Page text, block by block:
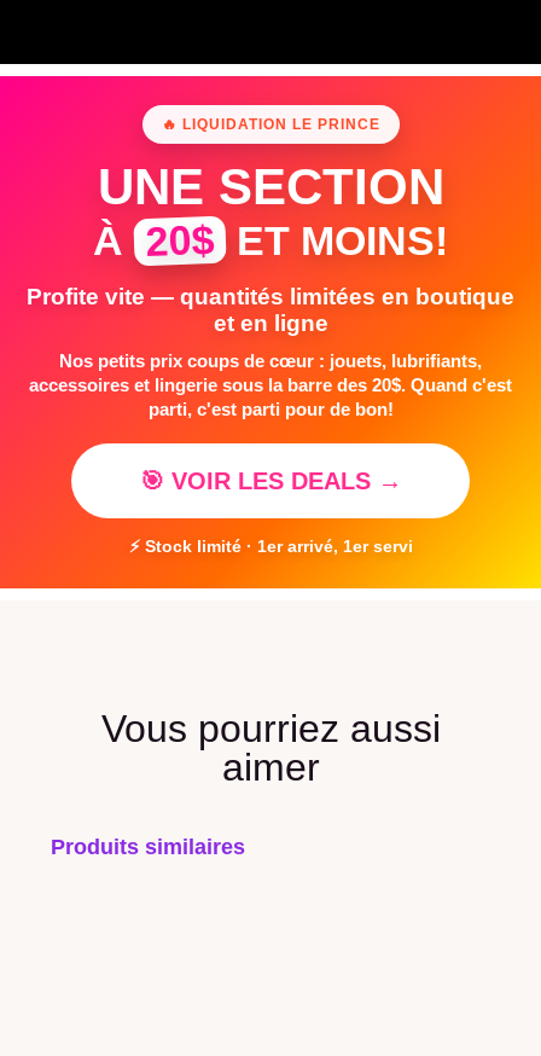
🔥 LIQUIDATION LE PRINCE
UNE SECTION
À 20$ ET MOINS!
Profite vite — quantités limitées en boutique
et en ligne
Nos petits prix coups de cœur : jouets, lubrifiants,
accessoires et lingerie sous la barre des 20$. Quand c'est
parti, c'est parti pour de bon!
🎯 VOIR LES DEALS →
⚡ Stock limité · 1er arrivé, 1er servi
Vous pourriez aussi
aimer
Produits similaires